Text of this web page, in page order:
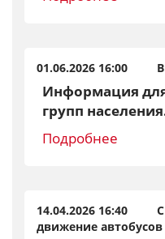
01.06.2026 16:00
Информация
групп
Подробнее
14.04.2026 16:40 С
движение автобусов